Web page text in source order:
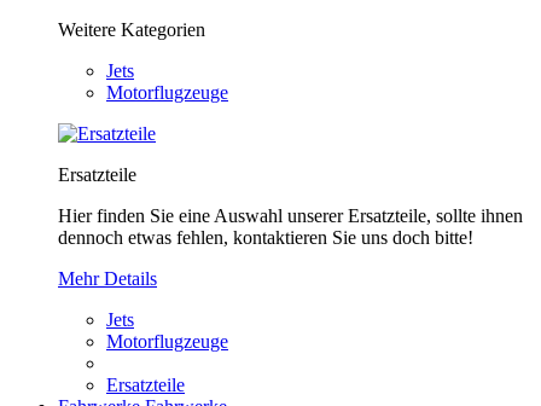
Weitere Kategorien
Jets
Motorflugzeuge
Ersatzteile
Hier finden Sie eine Auswahl unserer Ersatzteile, sollte ihnen
dennoch etwas fehlen, kontaktieren Sie uns doch bitte!
Mehr Details
Jets
Motorflugzeuge
Ersatzteile